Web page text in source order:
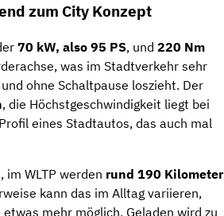
zum City Konzept
70 kW, also 95 PS, und 220 Nm
was im Stadtverkehr sehr
ohne Schaltpause loszieht. Der
, die Höchstgeschwindigkeit liegt bei
eines Stadtautos, das auch mal
WLTP werden rund 190 Kilometer
kann das im Alltag variieren,
mehr möglich. Geladen wird zu